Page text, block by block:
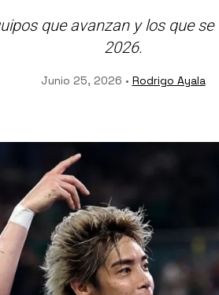
que avanzan y los que
2026.
Junio 25, 2026 • Rodrigo Ayala